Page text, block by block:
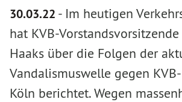
30.03.22 - Im heutigen
hat KVB-
Haaks über die Folgen der
Vandalismuswelle gegen
Köln berichtet. Wegen